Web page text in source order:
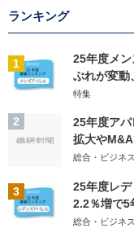
ランキング
1
25年度メ
ぶれが変動
特集
2
25年度ア
拡大や
総合・ビジネス
3
25年度レ
2.2％増で5
総合・ビジネス